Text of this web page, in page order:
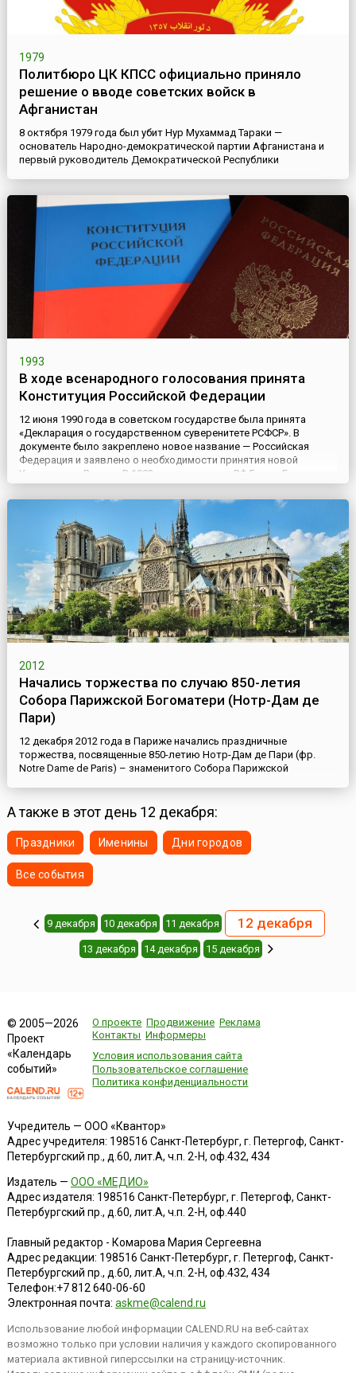
1979
Политбюро ЦК КПСС официально приняло
решение о вводе советских войск в
Афганистан
8 октября 1979 года был убит Нур Мухаммад Тараки —
основатель Народно-демократической партии Афганистана и
первый руководитель Демократической Республики
собственным мнением в вопросах дальнейшего строительства
афганского общества. Эти события были расценены в Кремле
как контрреволюционный п...
1993
В ходе всенародного голосования принята
Конституция Российской Федерации
12 июня 1990 года в советском государстве была принята
«Декларация о государственном суверенитете РСФСР». В
документе было закреплено новое название — Российская
Федерация и заявлено о необходимости принятия новой
Конституции России. В 1993 году президент РФ Борис Ельцин
созвал Конституционное совещание для разработки новой
Конституции. В его работе приняли участие представители
2012
Начались торжества по случаю 850-летия
Собора Парижской Богоматери (Нотр-Дам де
Пари)
12 декабря 2012 года в Париже начались праздничные
торжества, посвященные 850-летию Нотр-Дам де Пари (фр.
Notre Dame de Paris) – знаменитого Собора Парижской
данного празднования прошло немало религиозных и
культурных мероприятий (это богослужения, концерты,
выставки, фестивали, науч...
А также в этот день 12 декабря:
Праздники Именины Дни городов
Все события
9 декабря 10 декабря 11 декабря 12 декабря
13 декабря 14 декабря 15 декабря
© 2005—2026
Проект
«Календарь
событий»
О проекте Продвижение Реклама
Контакты Информеры
Условия использования сайта
Пользовательское соглашение
Политика конфиденциальности
Учредитель — ООО «Квантор»
Адрес учредителя: 198516 Санкт-Петербург, г. Петергоф, Санкт-
Петербургский пр., д.60, лит.А, ч.п. 2-Н, оф.432, 434
Издатель — ООО «МЕДИО»
Адрес издателя: 198516 Санкт-Петербург, г. Петергоф, Санкт-
Петербургский пр., д.60, лит.А, ч.п. 2-Н, оф.440
Главный редактор - Комарова Мария Сергеевна
Адрес редакции: 198516 Санкт-Петербург, г. Петергоф, Санкт-
Петербургский пр., д.60, лит.А, ч.п. 2-Н, оф.432, 434
Телефон:+7 812 640-06-60
Электронная почта: askme@calend.ru
Использование любой информации CALEND.RU на веб-сайтах
возможно только при условии наличия у каждого скопированного
материала активной гиперссылки на страницу-источник.